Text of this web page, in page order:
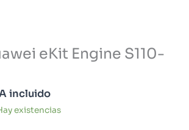
eKit Engine S110-
incluido
existencias